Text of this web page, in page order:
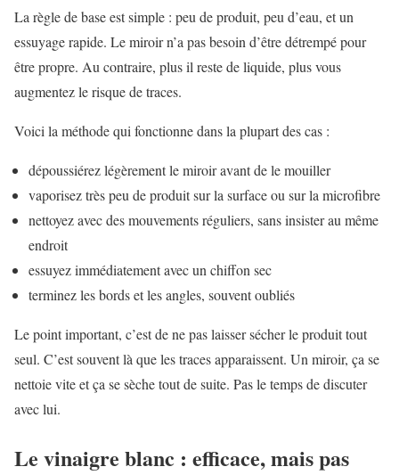
La règle de base est simple : peu de produit, peu d’eau, et un
essuyage rapide. Le miroir n’a pas besoin d’être détrempé pour
être propre. Au contraire, plus il reste de liquide, plus vous
augmentez le risque de traces.
Voici la méthode qui fonctionne dans la plupart des cas :
dépoussiérez légèrement le miroir avant de le mouiller
vaporisez très peu de produit sur la surface ou sur la microfibre
nettoyez avec des mouvements réguliers, sans insister au même
endroit
essuyez immédiatement avec un chiffon sec
terminez les bords et les angles, souvent oubliés
Le point important, c’est de ne pas laisser sécher le produit tout
seul. C’est souvent là que les traces apparaissent. Un miroir, ça se
nettoie vite et ça se sèche tout de suite. Pas le temps de discuter
avec lui.
Le vinaigre blanc : efficace, mais pas